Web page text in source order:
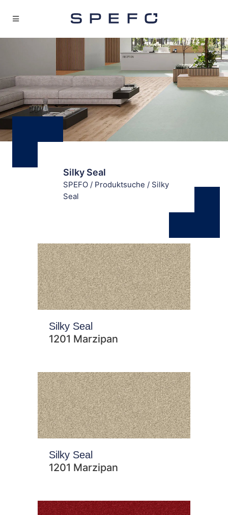
Silky Seal
SPEFO / Produktsuche / Silky
Seal
Silky Seal
1201 Marzipan
Silky Seal
1201 Marzipan